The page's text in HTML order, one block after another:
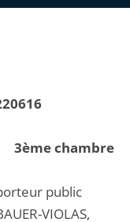
3ème chambre
public
VIOLAS,